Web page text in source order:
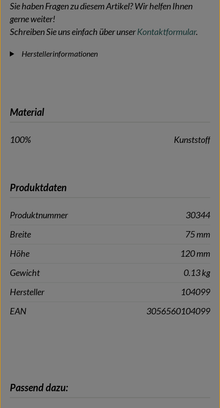
Sie haben Fragen zu diesem Artikel? Wir helfen Ihnen
gerne weiter!
Schreiben Sie uns einfach über unserKontaktformular.
Herstellerinformationen
Material
100% Kunststoff
Produktdaten
Produktnummer
30344
Breite
75 mm
Höhe
120 mm
Gewicht
0.13 kg
Hersteller
104099
EAN
3056560104099
Produktgalerie überspringen
Passend dazu: